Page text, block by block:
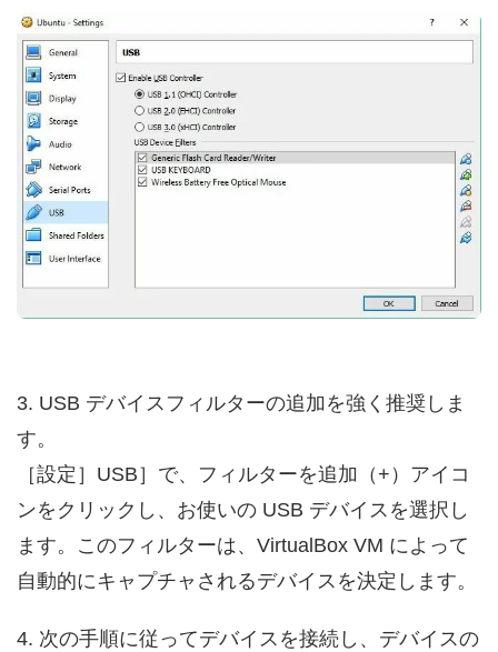
3. USB デバイスフィルターの追加を強く推奨しま
す。
［設定］USB］で、フィルターを追加（+）アイコ
ンをクリックし、お使いの USB デバイスを選択し
ます。このフィルターは、VirtualBox VM によって
自動的にキャプチャされるデバイスを決定します。
4. 次の手順に従ってデバイスを接続し、デバイスの